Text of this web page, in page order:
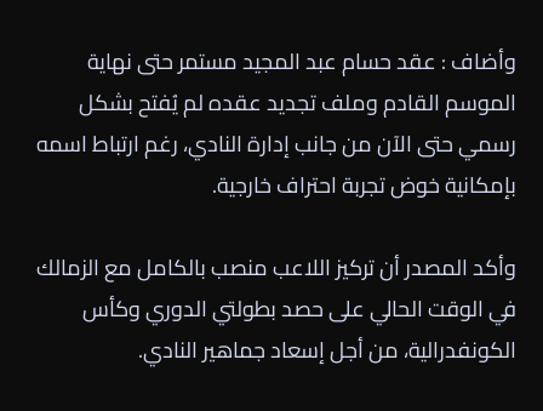
وأضاف : عقد حسام عبد المجيد مستمر حتى نهاية
الموسم القادم وملف تجديد عقده لم يُفتح بشكل
رسمي حتى الآن من جانب إدارة النادي، رغم ارتباط اسمه
بإمكانية خوض تجربة احتراف خارجية.
وأكد المصدر أن تركيز اللاعب منصب بالكامل مع الزمالك
في الوقت الحالي على حصد بطولتي الدوري وكأس
الكونفدرالية، من أجل إسعاد جماهير النادي.